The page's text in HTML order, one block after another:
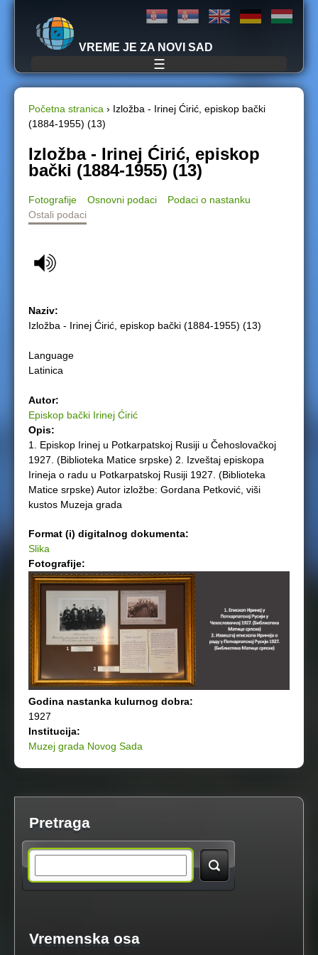
Jump to navigation
VREME JE ZA NOVI SAD
☰
Y
o
a
h
r
e
Početna stranica › Izložba - Irinej Ćirić, episkop bački
(1884-1955) (13)
Izložba - Irinej Ćirić, episkop
bački (1884-1955) (13)
Fotografije Osnovni podaci
Podaci o nastanku
Ostali podaci
Naziv:
Izložba - Irinej Ćirić, episkop bački (1884-1955) (13)
Language
Latinica
Autor:
Episkop bački Irinej Ćirić
Opis:
1. Episkop Irinej u Potkarpatskoj Rusiji u Čehoslovačkoj
1927. (Biblioteka Matice srpske) 2. Izveštaj episkopa
Irineja o radu u Potkarpatskoj Rusiji 1927. (Biblioteka
Matice srpske) Autor izložbe: Gordana Petković, viši
kustos Muzeja grada
Format (i) digitalnog dokumenta:
Slika
Fotografije:
Godina nastanka kulurnog dobra:
1927
Institucija:
Muzej grada Novog Sada
Pretraga
a
Vremenska osa